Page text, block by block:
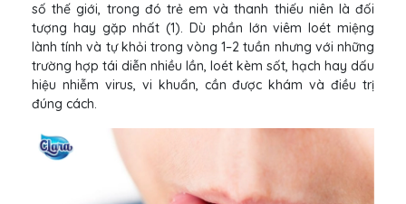
số thế giới, trong đó trẻ em và thanh thiếu niên là đối
tượng hay gặp nhất (1). Dù phần lớn viêm loét miệng
lành tính và tự khỏi trong vòng 1–2 tuần nhưng với những
trường hợp tái diễn nhiều lần, loét kèm sốt, hạch hay dấu
hiệu nhiễm virus, vi khuẩn, cần được khám và điều trị
đúng cách.